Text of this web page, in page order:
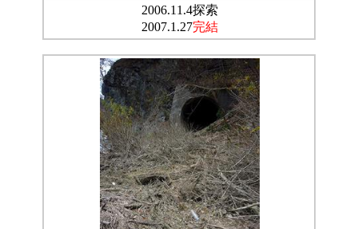
2006.11.4探索
2007.1.27完結